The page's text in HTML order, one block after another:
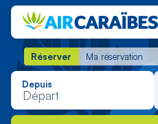
Réserver Ma réservation
Réserver Ma réservation
Depuis